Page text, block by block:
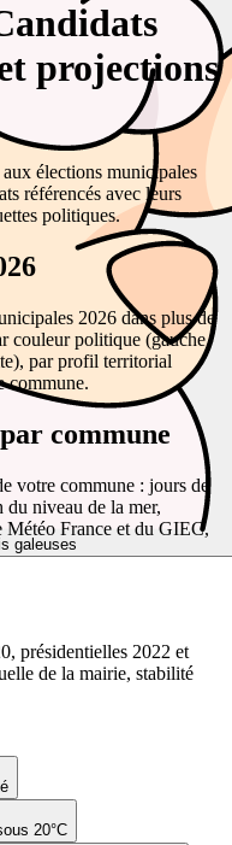
galeuses
20°C
projections
élections municipales
référencés avec leurs
politiques.
2026 dans plus de
couleur politique (gauche,
par profil territorial
commune.
commune
votre commune : jours de
du niveau de la mer,
Météo France et du GIEC,
présidentielles 2022 et
de la mairie, stabilité